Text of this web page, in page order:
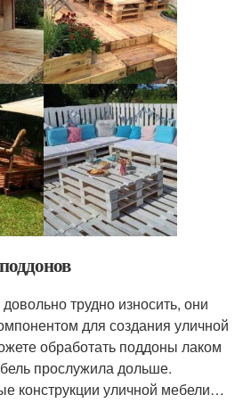
трудно износить, они
для создания уличной
обработать поддоны лаком
прослужила дольше.
конструкции уличной мебели…